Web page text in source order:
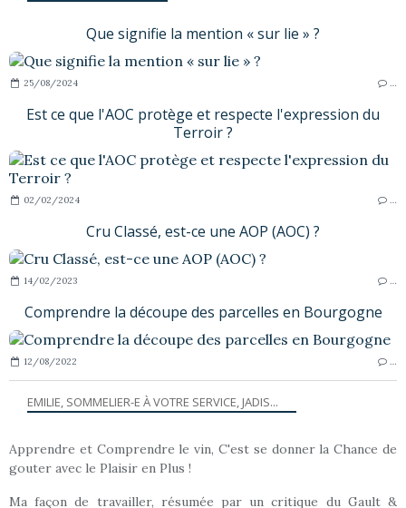
Que signifie la mention « sur lie » ?
25/08/2024
Est ce que l'AOC protège et respecte l'expression du
Terroir ?
02/02/2024
Cru Classé, est-ce une AOP (AOC) ?
14/02/2023
Comprendre la découpe des parcelles en Bourgogne
12/08/2022
EMILIE, SOMMELIER-E À VOTRE SERVICE, JADIS...
Apprendre et Comprendre le vin, C'est se donner la Chance de
gouter avec le Plaisir en Plus !
Ma façon de travailler, résumée par un critique du Gault &